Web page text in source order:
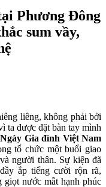
Phương Đông
sum vầy,
liêng, không phải bởi
ta được đặt bàn tay mình
Ngày Gia đình Việt Nam
tổ chức một buổi giao
người thân. Sự kiện đã
ắp tiếng cười rộn rã,
giọt nước mắt hạnh phúc